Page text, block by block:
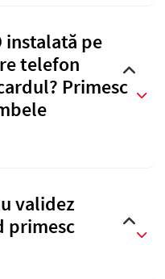
instalată pe
telefon
Primesc
validez
primesc